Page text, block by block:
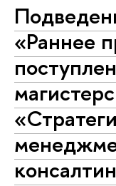
«Раннее